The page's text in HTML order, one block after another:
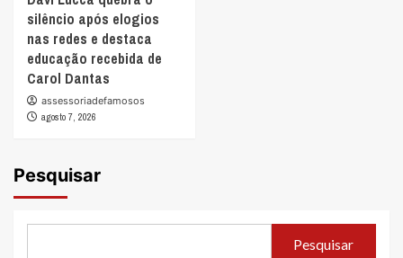
silêncio após elogios
nas redes e destaca
educação recebida de
Carol Dantas
assessoriadefamosos
agosto 7, 2026
Pesquisar
Pesquisar